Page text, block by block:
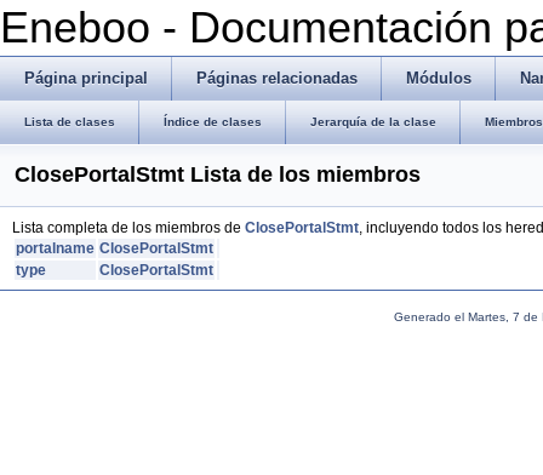
Eneboo - Documentación
Página principal Páginas relacionadas Módulos
Lista de clases Índice de clases Jerarquía de la clase
ClosePortalStmt Lista de los miembros
Lista completa de los miembros de ClosePortalStmt, incluyendo todos los
portalname ClosePortalStmt
type
ClosePortalStmt
Generado el Martes, 7